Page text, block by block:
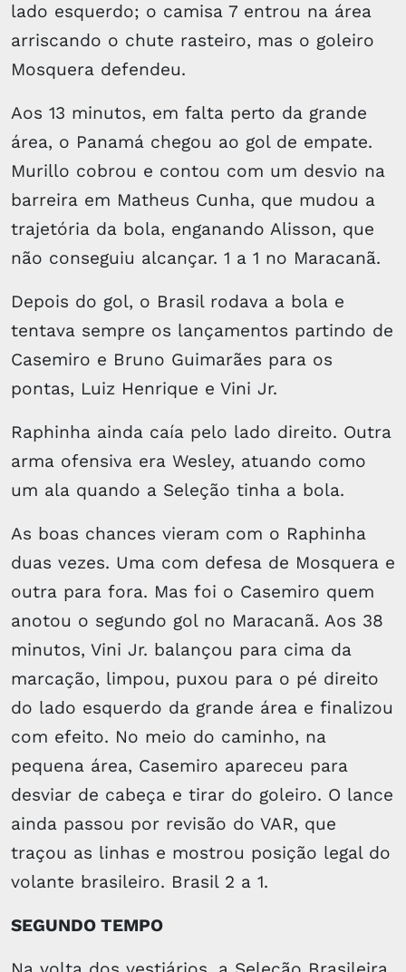
lado esquerdo; o camisa 7 entrou na área
arriscando o chute rasteiro, mas o goleiro
Mosquera defendeu.
Aos 13 minutos, em falta perto da grande
área, o Panamá chegou ao gol de empate.
Murillo cobrou e contou com um desvio na
barreira em Matheus Cunha, que mudou a
trajetória da bola, enganando Alisson, que
não conseguiu alcançar. 1 a 1 no Maracanã.
Depois do gol, o Brasil rodava a bola e
tentava sempre os lançamentos partindo de
Casemiro e Bruno Guimarães para os
pontas, Luiz Henrique e Vini Jr.
Raphinha ainda caía pelo lado direito. Outra
arma ofensiva era Wesley, atuando como
um ala quando a Seleção tinha a bola.
As boas chances vieram com o Raphinha
duas vezes. Uma com defesa de Mosquera e
outra para fora. Mas foi o Casemiro quem
anotou o segundo gol no Maracanã. Aos 38
minutos, Vini Jr. balançou para cima da
marcação, limpou, puxou para o pé direito
do lado esquerdo da grande área e finalizou
com efeito. No meio do caminho, na
pequena área, Casemiro apareceu para
desviar de cabeça e tirar do goleiro. O lance
ainda passou por revisão do VAR, que
traçou as linhas e mostrou posição legal do
volante brasileiro. Brasil 2 a 1.
SEGUNDO TEMPO